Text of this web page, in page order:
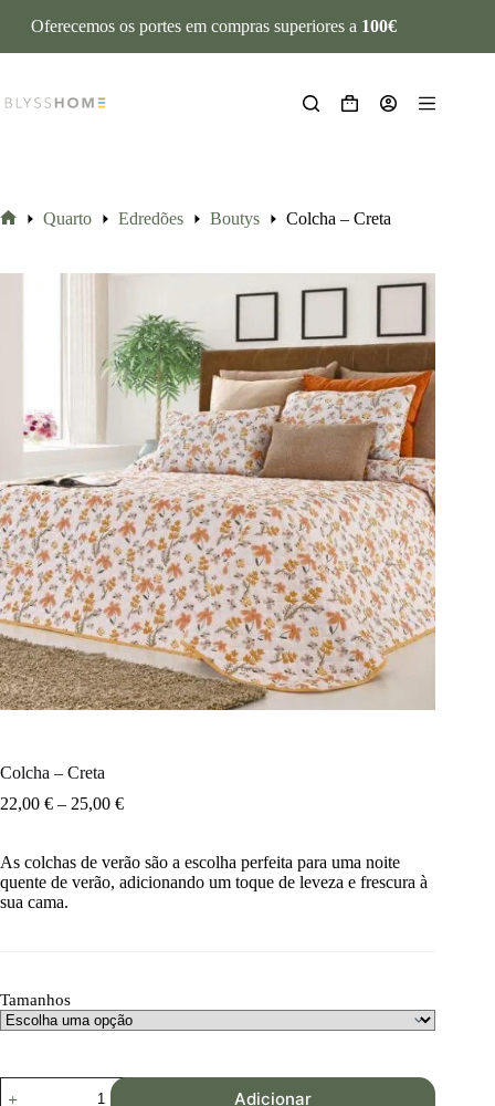
Oferecemos os portes em compras superiores a 100€
Quarto Edredões Boutys Colcha – Creta
Colcha – Creta
22,00 € – 25,00 €
As colchas de verão são a escolha perfeita para uma noite
quente de verão, adicionando um toque de leveza e frescura à
sua cama.
Tamanhos
Adicionar